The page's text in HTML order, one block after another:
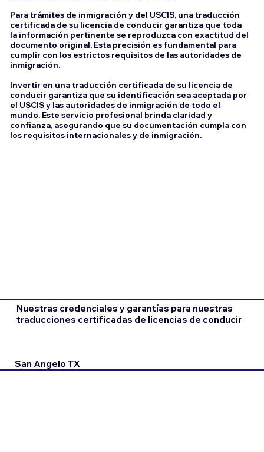
Para trámites de inmigración y del USCIS, una traducción
certificada de su licencia de conducir garantiza que toda
la información pertinente se reproduzca con exactitud del
documento original. Esta precisión es fundamental para
cumplir con los estrictos requisitos de las autoridades de
inmigración.
Invertir en una traducción certificada de su licencia de
conducir garantiza que su identificación sea aceptada por
el USCIS y las autoridades de inmigración de todo el
mundo. Este servicio profesional brinda claridad y
confianza, asegurando que su documentación cumpla con
los requisitos internacionales y de inmigración.
Nuestras credenciales y garantías para nuestras
traducciones certificadas de licencias de conducir
San Angelo TX